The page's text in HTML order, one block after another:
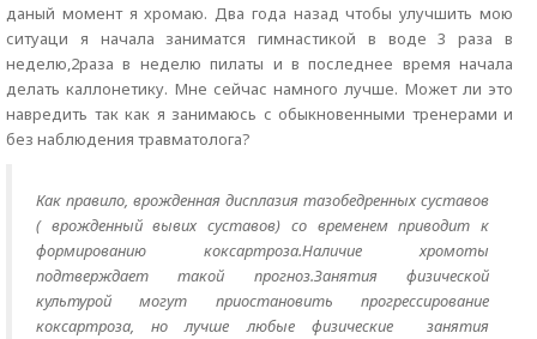
даный момент я хромаю. Два года назад чтобы улучшить мою
ситуаци я начала заниматся гимнастикой в воде 3 раза в
неделю,2раза в неделю пилаты и в последнее время начала
делать каллонетику. Мне сейчас намного лучше. Может ли это
навредить так как я занимаюсь с обыкновенными тренерами и
без наблюдения травматолога?
Как правило, врожденная дисплазия тазобедренных суставов
( врожденный вывих суставов) со временем приводит к
формированию коксартроза.Наличие хромоты
подтверждает такой прогноз.Занятия физической
культурой могут приостановить прогрессирование
коксартроза, но лучше любые физические занятия